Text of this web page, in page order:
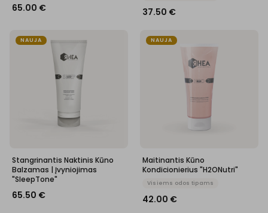
65.00 € 37.50 €
NAUJA
Stangrinantis Naktinis Kūno
Balzamas | Įvyniojimas
"SleepTone"
65.50 €
NAUJA
Maitinantis Kūno
Kondicionierius "H2ONutri"
Visiems odos tipams
42.00 €